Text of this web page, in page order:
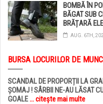
BOMBĂ ÎN
BĂGAT SUB
BRĂȚARĂ
AUG. 6TH,
BURSA LOCURILOR DE
SCANDAL DE PROPORȚII LA
ȘOMAJ ! SÂRBII NE-AU LĂSAT
GOALE ... citește mai multe